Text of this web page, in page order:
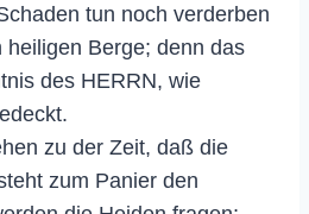
tun noch verderben
Berge; denn das
des HERRN, wie
zu der Zeit, daß die
zum Panier den